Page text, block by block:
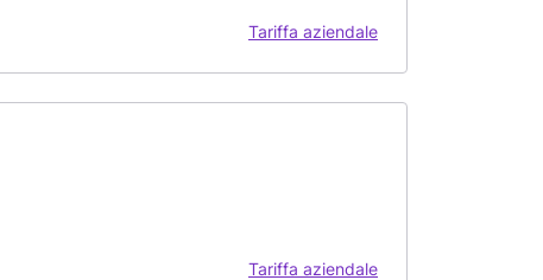
Tariffa aziendale
Tariffa aziendale